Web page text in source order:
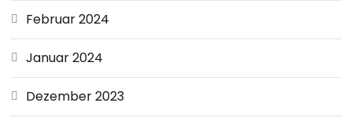
Februar 2024
Januar 2024
Dezember 2023